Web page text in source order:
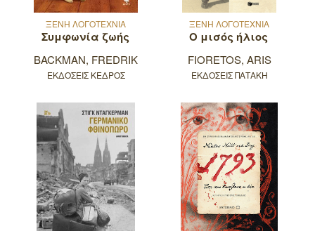
ΞΕΝΗ ΛΟΓΟΤΕΧΝΙΑ
Συμφωνία ζωής
BACKMAN, FREDRIK
ΕΚΔΟΣΕΙΣ ΚΕΔΡΟΣ
ΞΕΝΗ ΛΟΓΟΤΕΧΝΙΑ
Ο μισός ήλιος
FIORETOS, ARIS
ΕΚΔΟΣΕΙΣ ΠΑΤΑΚΗ